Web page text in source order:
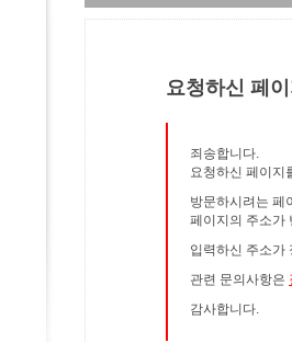
요청하신 페
죄송합니다.
요청하신 페이지
방문하시려는 페
페이지의 주소가
입력하신 주소가
관련 문의사항은
감사합니다.